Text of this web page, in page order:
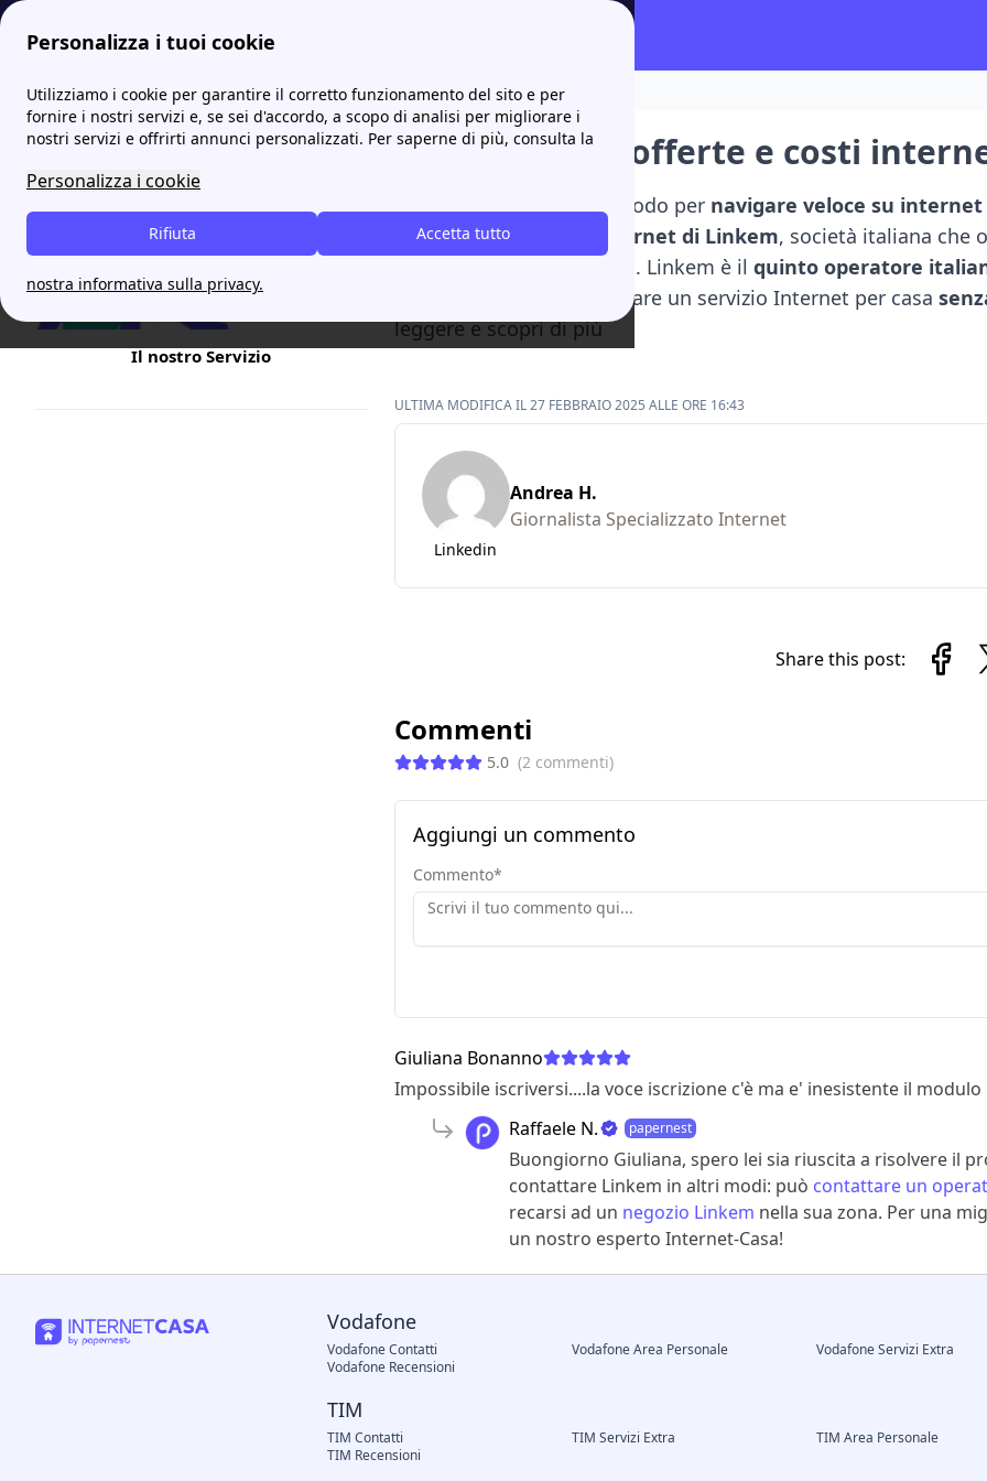
Personalizza i tuoi cookie
Utilizziamo i cookie per garantire il corretto funzionamento del sito e per
fornire i nostri servizi e, se sei d'accordo, a scopo di analisi per migliorare i
nostri servizi e offrirti annunci personalizzati. Per saperne di più, consulta la
Personalizza i cookie
Accetta tutto
Rifiuta
nostra informativa sulla privacy.
Internet Casa Linkem ADSL: offerte e costi internet adsl e fibra
Il nostro Servizio
Linkem ADSL: offerte e costi
Se sei alla ricerca di un modo per navigare veloce su internet
conoscerele offerte internet di Linkem, società italiana che
larga in modalità wireless. Linkem è il quinto operatore
2001, ha l’obiettivo di creare un servizio Internet per casa
leggere e scopri di più
ULTIMA MODIFICA IL 27 FEBBRAIO 2025 ALLE ORE 16:43
Linkedin
Andrea H.
Giornalista Specializzato Internet
Share this post:
Commenti
5.0 (2 commenti)
Aggiungi un commento
Commento*
Giuliana Bonanno
Impossibile iscriversi....la voce iscrizione c'è ma e' inesistente il modulo
Raffaele N.
papernest
Buongiorno Giuliana, spero lei sia riuscita a risolvere il
contattare Linkem in altri modi: può contattare un
recarsi ad un negozio Linkem nella sua zona. Per una
un nostro esperto Internet-Casa!
Vodafone
Vodafone Contatti Vodafone Area Personale
Vodafone Servizi Extra
Vodafone Recensioni
TIM
TIM Contatti TIM Servizi Extra
TIM Area Personale
TIM Recensioni